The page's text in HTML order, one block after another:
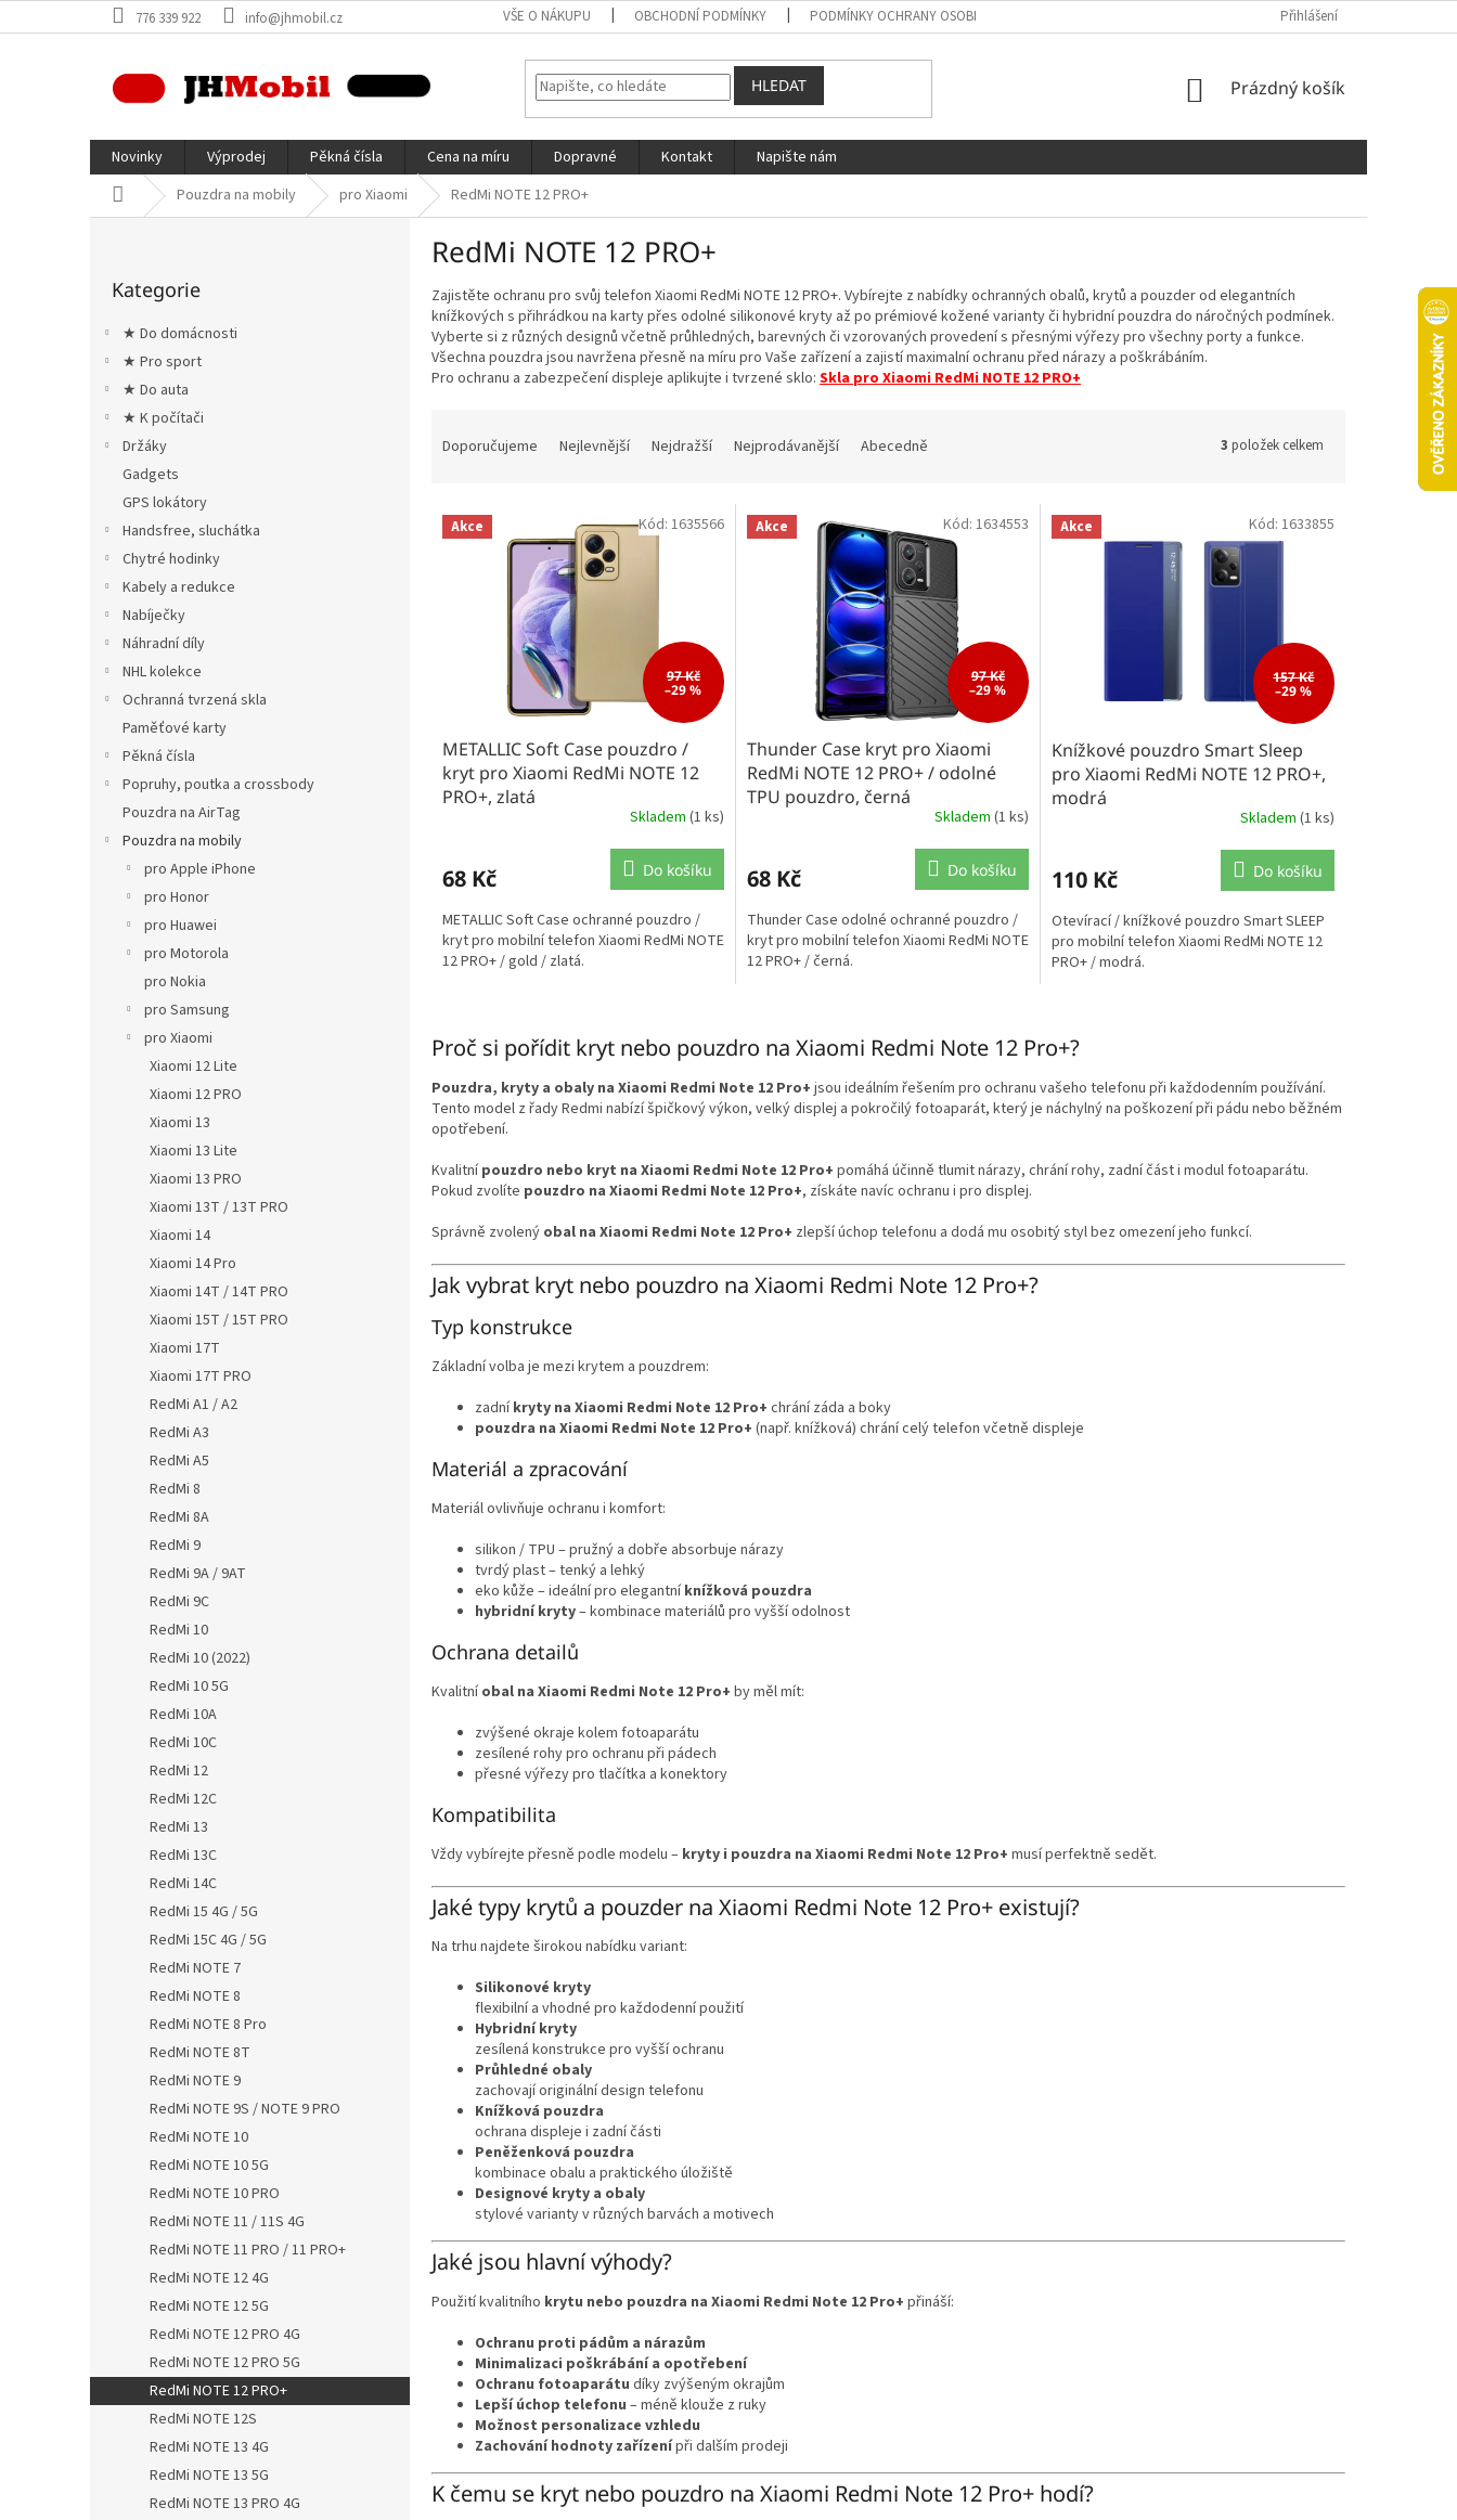
na
776 339 922 info@jhmobil.cz VŠE O NÁKUPU OBCHODNÍ PODMÍNKY PODMÍNKY OCHRANY OSOBNÍCH ÚDAJŮ Přihlášení
HLEDAT
NÁKUPNÍ
Prázdný košík
Novinky Výprodej Pěkná čísla Cena na míru Dopravné Kontakt
Napište nám
Domů Pouzdra na mobily pro Xiaomi RedMi NOTE 12 PRO+
kategorie
Kategorie
★ Do domácnosti
★ Pro sport
★ Do auta
★ K počítači
Držáky
Gadgets
GPS lokátory
Handsfree, sluchátka
Chytré hodinky
Kabely a redukce
Nabíječky
Náhradní díly
NHL kolekce
Ochranná tvrzená skla
Paměťové karty
Pěkná čísla
Popruhy, poutka a crossbody
Pouzdra na AirTag
Pouzdra na mobily
pro Apple iPhone
pro Honor
pro Huawei
pro Motorola
pro Nokia
pro Samsung
pro Xiaomi
Xiaomi 12 Lite
Xiaomi 12 PRO
Xiaomi 13
Xiaomi 13 Lite
Xiaomi 13 PRO
Xiaomi 13T / 13T PRO
Xiaomi 14
Xiaomi 14 Pro
Xiaomi 14T / 14T PRO
Xiaomi 15T / 15T PRO
Xiaomi 17T
Xiaomi 17T PRO
RedMi A1 / A2
RedMi A3
RedMi A5
RedMi 8
RedMi 8A
RedMi 9
RedMi 9A / 9AT
RedMi 9C
RedMi 10
RedMi 10 (2022)
RedMi 10 5G
RedMi 10A
RedMi 10C
RedMi 12
RedMi 12C
RedMi 13
RedMi 13C
RedMi 14C
RedMi 15 4G / 5G
RedMi 15C 4G / 5G
RedMi NOTE 7
RedMi NOTE 8
RedMi NOTE 8 Pro
RedMi NOTE 8T
RedMi NOTE 9
RedMi NOTE 9S / NOTE 9 PRO
RedMi NOTE 10
RedMi NOTE 10 5G
RedMi NOTE 10 PRO
RedMi NOTE 11 / 11S 4G
RedMi NOTE 11 PRO / 11 PRO+
RedMi NOTE 12 4G
RedMi NOTE 12 5G
RedMi NOTE 12 PRO 4G
RedMi NOTE 12 PRO 5G
RedMi NOTE 12 PRO+
RedMi NOTE 12S
RedMi NOTE 13 4G
RedMi NOTE 13 5G
RedMi NOTE 13 PRO 4G
RedMi NOTE 12 PRO+
Zajistěte ochranu pro svůj telefon Xiaomi RedMi NOTE 12 PRO+. Vybírejte z nabídky ochranných obalů, krytů a pouzder od elegantních
knížkových s přihrádkou na karty přes odolné silikonové kryty až po prémiové kožené varianty či hybridní pouzdra do náročných podmínek.
Vyberte si z různých designů včetně průhledných, barevných či vzorovaných provedení s přesnými výřezy pro všechny porty a funkce.
Všechna pouzdra jsou navržena přesně na míru pro Vaše zařízení a zajistí maximalní ochranu před nárazy a poškrábáním.
Pro ochranu a zabezpečení displeje aplikujte i tvrzené sklo: Skla pro Xiaomi RedMi NOTE 12 PRO+
n
Doporučujeme Nejlevnější Nejdražší Nejprodávanější Abecedně 3 položek celkem
V Akce
97 Kč
–29 %
METALLIC Soft Case pouzdro /
kryt pro Xiaomi RedMi NOTE 12
PRO+, zlatá
Skladem (1 ks)
68 Kč Do košíku
METALLIC Soft Case ochranné pouzdro /
kryt pro mobilní telefon Xiaomi RedMi NOTE
12 PRO+ / gold / zlatá.
Kód: 1635566 Akce
97 Kč
–29 %
Thunder Case kryt pro Xiaomi
RedMi NOTE 12 PRO+ / odolné
TPU pouzdro, černá
Skladem (1 ks)
68 Kč Do košíku
Thunder Case odolné ochranné pouzdro /
kryt pro mobilní telefon Xiaomi RedMi NOTE
12 PRO+ / černá.
Kód: 1634553 Akce
157 Kč
–29 %
Knížkové pouzdro Smart Sleep
pro Xiaomi RedMi NOTE 12 PRO+,
modrá
Skladem (1 ks)
110 Kč Do košíku
Otevírací / knížkové pouzdro Smart SLEEP
pro mobilní telefon Xiaomi RedMi NOTE 12
PRO+ / modrá.
Kód: 1633855
l
á
d
a
í
p
r
k
y
v
ý
Proč si pořídit kryt nebo pouzdro na Xiaomi Redmi Note 12 Pro+?
Pouzdra, kryty a obaly na Xiaomi Redmi Note 12 Pro+ jsou ideálním řešením pro ochranu vašeho telefonu při každodenním používání.
Tento model z řady Redmi nabízí špičkový výkon, velký displej a pokročilý fotoaparát, který je náchylný na poškození při pádu nebo běžném
opotřebení.
Kvalitnípouzdro nebo kryt na Xiaomi Redmi Note 12 Pro+ pomáhá účinně tlumit nárazy, chrání rohy, zadní část i modul fotoaparátu.
Pokud zvolíte pouzdro na Xiaomi Redmi Note 12 Pro+, získáte navíc ochranu i pro displej.
Správně zvolený obal na Xiaomi Redmi Note 12 Pro+ zlepší úchop telefonu a dodá mu osobitý styl bez omezení jeho funkcí.
Jak vybrat kryt nebo pouzdro na Xiaomi Redmi Note 12 Pro+?
Typ konstrukce
Základní volba je mezi krytem a pouzdrem:
zadníkryty na Xiaomi Redmi Note 12 Pro+ chrání záda a boky
pouzdra na Xiaomi Redmi Note 12 Pro+ (např. knížková) chrání celý telefon včetně displeje
Materiál a zpracování
Materiál ovlivňuje ochranu i komfort:
silikon / TPU – pružný a dobře absorbuje nárazy
tvrdý plast – tenký a lehký
eko kůže – ideální pro elegantníknížková pouzdra
hybridní kryty– kombinace materiálů pro vyšší odolnost
Ochrana detailů
Kvalitníobal na Xiaomi Redmi Note 12 Pro+ by měl mít:
zvýšené okraje kolem fotoaparátu
zesílené rohy pro ochranu při pádech
přesné výřezy pro tlačítka a konektory
Kompatibilita
Vždy vybírejte přesně podle modelu – kryty i pouzdra na Xiaomi Redmi Note 12 Pro+ musí perfektně sedět.
Jaké typy krytů a pouzder na Xiaomi Redmi Note 12 Pro+ existují?
Na trhu najdete širokou nabídku variant:
Silikonové kryty
flexibilní a vhodné pro každodenní použití
Hybridní kryty
zesílená konstrukce pro vyšší ochranu
Průhledné obaly
zachovají originální design telefonu
Knížková pouzdra
ochrana displeje i zadní části
Peněženková pouzdra
kombinace obalu a praktického úložiště
Designové kryty a obaly
stylové varianty v různých barvách a motivech
Jaké jsou hlavní výhody?
Použití kvalitního krytu nebo pouzdra na Xiaomi Redmi Note 12 Pro+ přináší:
Ochranu proti pádům a nárazům
Minimalizaci poškrábání a opotřebení
Ochranu fotoaparátu díky zvýšeným okrajům
Lepší úchop telefonu – méně klouže z ruky
Možnost personalizace vzhledu
Zachování hodnoty zařízenípři dalším prodeji
K čemu se kryt nebo pouzdro na Xiaomi Redmi Note 12 Pro+ hodí?